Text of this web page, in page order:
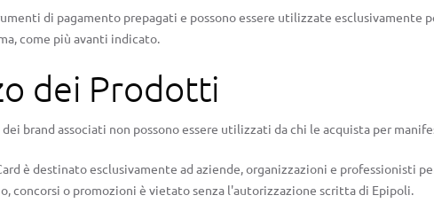
di pagamento prepagati e possono essere utilizzate
come più avanti indicato.
dei Prodotti
brand associati non possono essere utilizzati da chi le acquista per
è destinato esclusivamente ad aziende, organizzazioni e professionisti
concorsi o promozioni è vietato senza l'autorizzazione scritta di Epipoli.